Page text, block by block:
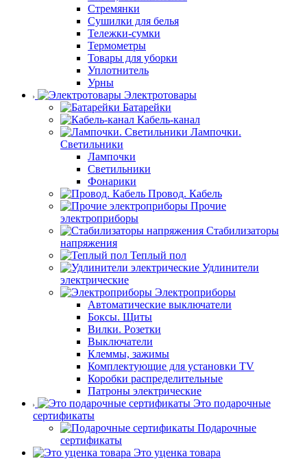
Стремянки
Сушилки для белья
Тележки-сумки
Термометры
Товары для уборки
Уплотнитель
Урны
Электротовары
Батарейки
Кабель-канал
Лампочки.
Светильники
Лампочки
Светильники
Фонарики
Провод. Кабель
Прочие
электроприборы
Стабилизаторы
напряжения
Теплый пол
Удлинители
электрические
Электроприборы
Автоматические выключатели
Боксы. Щиты
Вилки. Розетки
Выключатели
Клеммы, зажимы
Комплектующие для установки TV
Коробки распределительные
Патроны электрические
Это подарочные
сертификаты
Подарочные
сертификаты
Это уценка товара